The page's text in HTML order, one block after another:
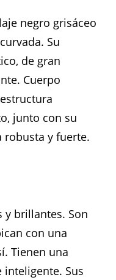
negro grisáceo
Su
de gran
Cuerpo
junto con su
robusta y fuerte.
y brillantes. Son
con una
Tienen una
inteligente. Sus